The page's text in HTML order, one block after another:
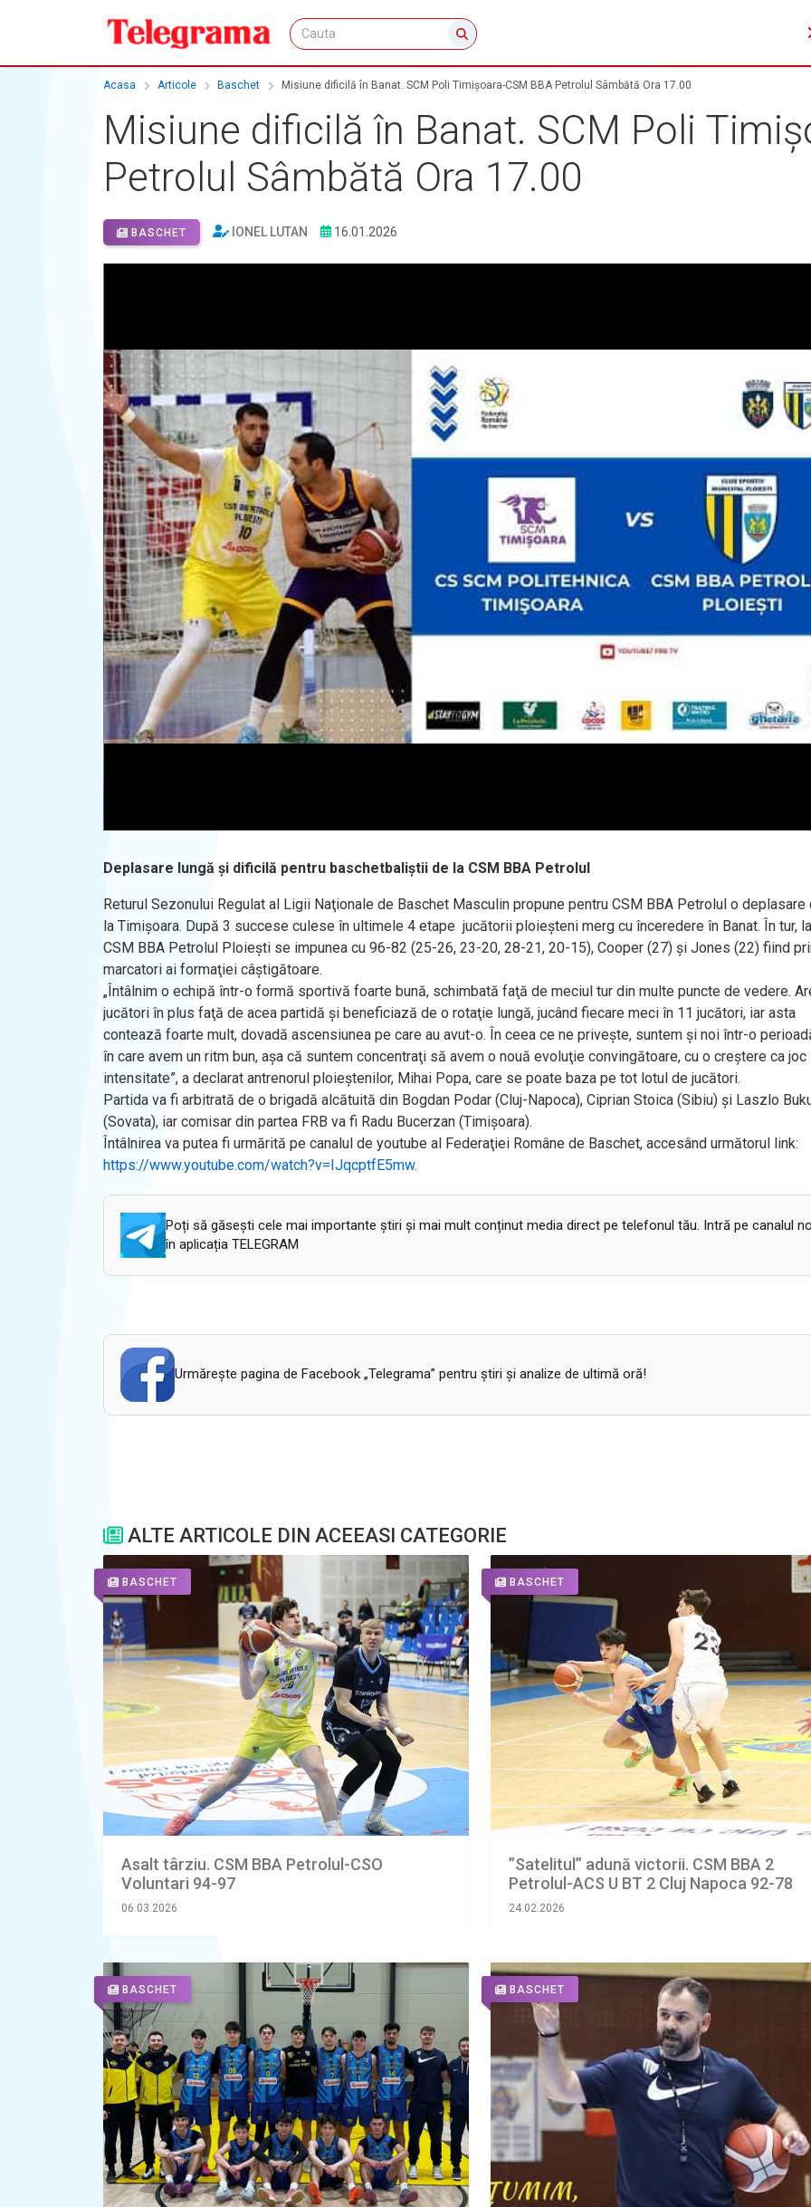
Acasa Articole Baschet Misiune dificilă în Banat. SCM Poli Timișoara-CSM BBA Petrolul Sâmbătă Ora 17.00
Misiune dificilă în Banat. SCM Poli
Petrolul Sâmbătă Ora 17.00
BASCHET IONEL LUTAN 16.01.2026
Deplasare lungă și dificilă pentru baschetbaliștii de la CSM BBA Petrolul
Returul Sezonului Regulat al Ligii Naţionale de Baschet Masculin propune pentru CSM BBA Petrolul o
la Timișoara. După 3 succese culese în ultimele 4 etape jucătorii ploieșteni merg cu înceredere în Banat. În tur,
CSM BBA Petrolul Ploieşti se impunea cu 96-82 (25-26, 23-20, 28-21, 20-15), Cooper (27) şi Jones (22) fiind
marcatori ai formaţiei câștigătoare.
„Întâlnim o echipă într-o formă sportivă foarte bună, schimbată faţă de meciul tur din multe puncte de vedere.
jucători în plus faţă de acea partidă şi beneficiază de o rotaţie lungă, jucând fiecare meci în 11 jucători, iar asta
contează foarte mult, dovadă ascensiunea pe care au avut-o. În ceea ce ne priveşte, suntem şi noi într-o
în care avem un ritm bun, aşa că suntem concentraţi să avem o nouă evoluţie convingătoare, cu o creştere ca joc
intensitate”, a declarat antrenorul ploieștenilor, Mihai Popa, care se poate baza pe tot lotul de jucători.
Partida va fi arbitrată de o brigadă alcătuită din Bogdan Podar (Cluj-Napoca), Ciprian Stoica (Sibiu) şi Laszlo
(Sovata), iar comisar din partea FRB va fi Radu Bucerzan (Timişoara).
Întâlnirea va putea fi urmărită pe canalul de youtube al Federaţiei Române de Baschet, accesând următorul link:
https://www.youtube.com/watch?v=IJqcptfE5mw.
Poți să găsești cele mai importante știri și mai mult conținut media direct pe telefonul tău. Intră pe canalul
în aplicația TELEGRAM
Urmăreşte pagina de Facebook „Telegrama” pentru ştiri şi analize de ultimă oră!
ALTE ARTICOLE DIN ACEEASI CATEGORIE
BASCHET
Asalt târziu. CSM BBA Petrolul-CSO
Voluntari 94-97
06.03.2026
BASCHET
”Satelitul” adună victorii. CSM BBA 2
Petrolul-ACS U BT 2 Cluj Napoca 92-78
24.02.2026
BASCHET BASCHET